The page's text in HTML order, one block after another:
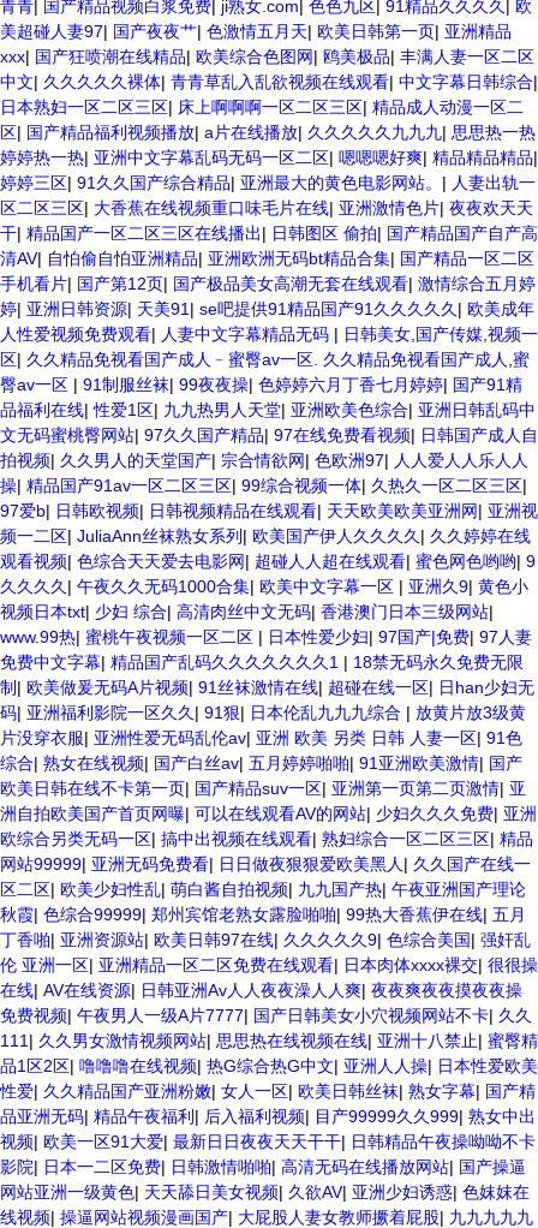
高潮在线播放网站 日本人妻交换偷拍视频 国产激情免费网站 久久一日黄
色电影 精品人妻无码一区二区三区狼群 一级二级久久久久 国产乱淫视频
久久久久 久久黄色AV网站 久久亚洲A片COM人成A 日韩在线中文字幕91
肏屄啪啪五月 一级a爱无码 亚洲激情自拍偷拍-国产... 亚洲啪啪综合av一
区 亚洲成人噜噜噜噜噜 ,91精品国产91久久久久久青青 A级毛片精品久
久无码免费 99久久精品国产乱子伦一区二区三区 日韩精品亚洲偷拍 亚洲
无码高清日韩欧美一区 国产精品久久久久久美女小逼 欧美一级特黄在线
夜 在线日韩欧美色网站综合网 综合激情小说一区 亚洲AV日韩在线观看
91手机在线亚洲一二区 午夜影院免费观看黄色小电影 91欧美成人网站在
线 欧美国产日本高清不卡 欧美特黄一级户外 99精品国产无码 黄色成年
国产精品 91国产99一区 国产免费黄色污污污 麻豆性爱视频中文字幕
avav大香蕉网站在线观看 黄片一级欧美AAA特黄一级欧美久久 在线免费
AV不卡高清 国产黄色一区毛片 欧美日韩乱伦老熟妇 91久久精品一区二
区三区蜜臀 亚洲精品国偷拍自产在线观看 国产伦一区二区三区免费Ai 人
妻少妇 第三区 AV集中 日本免费成人麻豆 色妹姐一区二区 亚洲成人色综
网 欧美韩国日本色综合久久久久蜜月 婷婷激情五月天麻豆 av在线五月天
婷婷 麻豆91国产在线观看一区 久久久久亚洲AV无码专区体验小说 国精
品无码一区二区三区左线 中文字幕无码不卡一区二区三区 成人一级黄色
片 黄色毛片在线观看 中文无码一区二区不卡AV 91视频一区二 欧美黄片
第二区 91麻豆VA国产 国产精品乱码一区二区三 能在线看黄片的视频 黄
色电影频道一区二区三区 五月天丝袜逼网 婷婷五月综合激情中文字幕 99
久久久无码国产精品秋霞网 黄色美女日本网站 国产精品视频一区啪啪啪
日韩成人av三片在线播放 亚洲无码日韩一区欧美二区三页 国产成人自拍
欧美在线 国产黄色免费 日韩黄色电影视频一区二区 欧美黄3级网站欧美
久久亚洲中文字幕不卡一二区 99riAV国产精品视频 日本乱伦视频第十页
日本黄色精品视频 婷婷五月天在线不卡一区二区三区三州 欧美亚洲日韩
不卡在线在线观看 亚洲色情小说电影综合区 99精品黄片 无码欧美毛片一
区二区三 91超级国产视频 中文字幕日韩有码天堂 婷婷五月天亚洲激情
国产迷奸清纯美女老师 www.99.com黄色片 欧美黄片精品一区二区三区
国产三级片久久精品 亚洲依人大香蕉在线 国产欧美日韩成人三级 熟女精
品视频在线91Tv 婷婷七七久久激情五月天四色播 超碰caoporn91精品 国
产婷婷五月天缴情 中文字幕亚洲综合久久 亚洲成人中文有码在线 啪啪啪
欧美一区二区 国产乱伦日韩免费欧美 97激情人妻小说 大香蕉日韩区欧美
区 91亚洲国产成人久久蜜臀 欧美一级不卡中文字幕 久久久久久久久久性
生活电影 精品久久国产亚洲av麻豆 五月天婷婷欧美成人 国产一区二区欧
美情色 国产精品喷水啪啪啪 成人av黄色大片 91国产精品原创人妻 国产
精品夜色一区二区三区 欧美午夜激情视频网 91在线视频综合精品 欧美日
韩国产精品一级 欧美系列黄片 亚洲色图三区视频 欧美一级网网 国产黄
色观看 91爽人人爽人人插人人爽 欧美日韩性爱视频网 日韩经典AV在线
观看 98久久精品骚逼一区二区三区 在线亚洲av图片 无码日韩逼紧 亚洲
精品欧美二区三区中文字幕 蜜臀AV在线播放一区二区三区 91新人国产在
线播放 91艹久久久久久久久久久久久久久久 久久三级视屏 日本天堂a在
线 在线免费观看a黄片 人妻熟人中文字幕一区二区 日韩熟妇91aBb 久久
精品久久精品 欧美91精品国产自产在线 日本黄色一区二区三区电影 丝袜
人妻一区二区三区网站 av中文一级字幕 亚洲成人小说综合网 欧美日韩
91在线 麻豆久久久91 夜夜操天天操人人操 国产91色图区 国产性天天综
合网 91孕妇一区二区三区精品 我要看亚洲黄色 一区不卡在线观看二区
三级片一片黄一区 中日AV乱码一区二区三区乱码 久久久久久久久久一级
黄色片美女 日韩老板一区 精品久久久久久久久久中文字幕 开心91五月婷
青青 国产精品视频白浆免费 ji熟女.com 色色九区 91精品久久久久
欧
美超碰人妻97| 国产夜夜艹| 色激情五月天| 欧美日韩第一页| 亚洲精品
xxx| 国产狂喷潮在线精品| 欧美综合色图网| 鸥美极品| 丰满人妻一区二区
中文| 久久久久久裸体| 青青草乱入乱欲视频在线观看| 中文字幕日韩综合|
日本熟妇一区二区三区| 床上啊啊啊一区二区三区| 精品成人动漫一区二
区| 国产精品福利视频播放| a片在线播放| 久久久久久九九九| 思思热一热
婷婷热一热| 亚洲中文字幕乱码无码一区二区| 嗯嗯嗯好爽| 精品精品精品|
婷婷三区| 91久久国产综合精品| 亚洲最大的黄色电影网站。 | 人妻出轨一
区二区三区| 大香蕉在线视频重口味毛片在线| 亚洲激情色片| 夜夜欢天天
干| 精品国产一区二区三区在线播出| 日韩图区 偷拍| 国产精品国产自产高
清AV| 自怕偷自怕亚洲精品| 亚洲欧洲无码bt精品合集| 国产精品一区二区
手机看片| 国产第12页| 国产极品美女高潮无套在线观看| 激情综合五月婷
婷| 亚洲日韩资源| 天美91 | se吧提供91精品国产91久久久久久 | 欧美成年
人性爱视频免费观看| 人妻中文字幕精品无码 | 日韩美女,国产传媒,视频一
区| 久久精品免视看国产成人﹣蜜臀av一区. 久久精品免视看国产成人,蜜
臀av一区 | 91制服丝袜| 99夜夜操| 色婷婷六月丁香七月婷婷| 国产91精
品福利在线|性爱1区| 九九热男人天堂| 亚洲欧美色综合| 亚洲日韩乱码中
文无码蜜桃臀网站| 97久久国产精品| 97在线免费看视频| 日韩国产成人自
拍视频| 久久男人的天堂国产| 宗合情欲网| 色欧洲97| 人人爱人人乐人人
操| 精品国产91av一区二区三区| 99综合视频一体| 久热久一区二区三区|
97爱b| 日韩欧视频| 日韩视频精品在线观看| 天天欧美欧美亚洲网| 亚洲视
频一二区| JuliaAnn丝袜熟女系列 | 欧美国产伊人久久久久 | 久久婷婷在线
观看视频| 色综合天天爱去电影网| 超碰人人超在线观看| 蜜色网色哟哟| 9
久久久久 | 午夜久久无码1000合集| 欧美中文字幕一区 | 亚洲久9| 黄色小
视频日本txt| 少妇 综合| 高清肉丝中文无码| 香港澳门日本三级网站|
www.99热| 蜜桃午夜视频一区二区 | 日本性爱少妇| 97国产|免费| 97人妻
免费中文字幕| 精品国产乱码久久久久久久久1 | 18禁无码永久免费无限
制 | 欧美做爰无码A片视频| 91丝袜激情在线| 超碰在线一区| 日han少妇无
码| 亚洲福利影院一区久久 | 91狠| 日本伦乱九九九综合 | 放黄片放3级黄
片没穿衣服| 亚洲性爱无码乱伦av| 亚洲 欧美 另类 日韩 人妻一区| 91色
综合| 熟女在线视频| 国产白丝av| 五月婷婷啪啪| 91亚洲欧美激情| 国产
欧美日韩在线不卡第一页| 国产精品suv一区| 亚洲第一页第二页激情| 亚
洲自拍欧美国产首页网曝| 可以在线观看AV的网站| 少妇久久久免费| 亚洲
欧综合另类无码一区| 搞中出视频在线观看| 熟妇综合一区二区三区| 精品
网站99999| 亚洲无码免费看| 日日做夜狠狠爱欧美黑人 | 久久国产在线一
区二区| 欧美少妇性乱| 萌白酱自拍视频| 九九国产热| 午夜亚洲国产理论
秋霞| 色综合99999| 郑州宾馆老熟女露脸啪啪| 99热大香蕉伊在线| 五月
丁香啪| 亚洲资源站| 欧美日韩97在线| 久久久久久9| 色综合美国| 强奸乱
伦 亚洲一区| 亚洲精品一区二区免费在线观看| 日本肉体xxxx裸交| 很很操
在线| AV在线资源| 日韩亚洲Av人人夜夜澡人人爽| 夜夜爽夜夜摸夜夜操
免费视频| 午夜男人一级A片7777| 国产日韩美女小穴视频网站不卡| 久久
111 | 久久男女激情视频网站| 思思热在线视频在线| 亚洲十八禁止| 蜜臀精
品1区2区| 噜噜噜在线视频| 热G综合热G中文| 亚洲人人操| 日本性爱欧美
性爱| 久久精品国产亚洲粉嫩| 女人一区| 欧美日韩丝袜| 熟女字幕| 国产精
品亚洲无码| 精品午夜福利 | 后入福利视频| 目产99999久久999| 熟女中出
视频| 欧美一区91大爱| 最新日日夜夜天天干干| 日韩精品午夜操呦呦不卡
影院| 日本一二区免费| 日韩激情啪啪| 高清无码在线播放网站| 国产操逼
网站亚洲一级黄色| 天天舔日美女视频| 久欲AV| 亚洲少妇诱惑| 色妺妺在
线视频| 操逼网站视频漫画国产| 大屁股人妻女教师撅着屁股| 九九九九九